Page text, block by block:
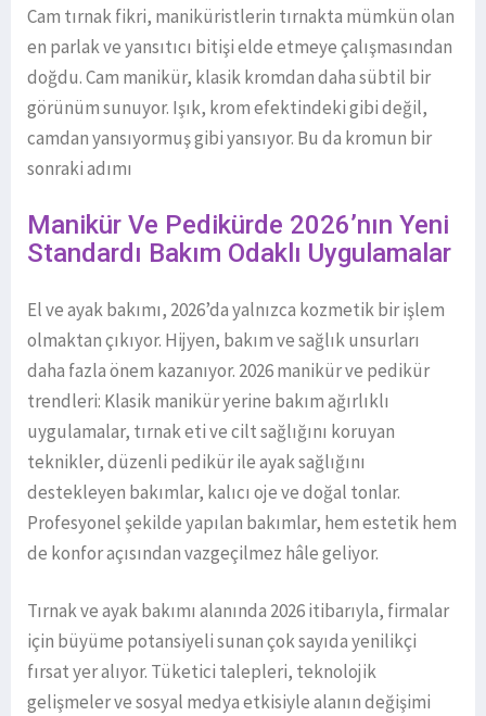
Cam tırnak fikri, maniküristlerin tırnakta mümkün olan
en parlak ve yansıtıcı bitişi elde etmeye çalışmasından
doğdu. Cam manikür, klasik kromdan daha sübtil bir
görünüm sunuyor. Işık, krom efektindeki gibi değil,
camdan yansıyormuş gibi yansıyor. Bu da kromun bir
sonraki adımı
Manikür Ve Pedikürde 2026’nın Yeni
Standardı Bakım Odaklı Uygulamalar
El ve ayak bakımı, 2026’da yalnızca kozmetik bir işlem
olmaktan çıkıyor. Hijyen, bakım ve sağlık unsurları
daha fazla önem kazanıyor. 2026 manikür ve pedikür
trendleri: Klasik manikür yerine bakım ağırlıklı
uygulamalar, tırnak eti ve cilt sağlığını koruyan
teknikler, düzenli pedikür ile ayak sağlığını
destekleyen bakımlar, kalıcı oje ve doğal tonlar.
Profesyonel şekilde yapılan bakımlar, hem estetik hem
de konfor açısından vazgeçilmez hâle geliyor.
Tırnak ve ayak bakımı alanında 2026 itibarıyla, firmalar
için büyüme potansiyeli sunan çok sayıda yenilikçi
fırsat yer alıyor. Tüketici talepleri, teknolojik
gelişmeler ve sosyal medya etkisiyle alanın değişimi